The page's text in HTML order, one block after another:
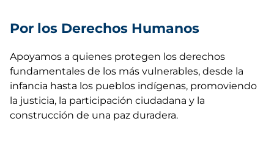
Por los Derechos Humanos
Apoyamos a quienes protegen los derechos
fundamentales de los más vulnerables, desde la
infancia hasta los pueblos indígenas, promoviendo
la justicia, la participación ciudadana y la
construcción de una paz duradera.